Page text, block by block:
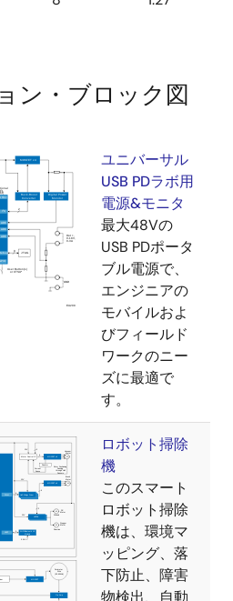
ン・ブロック図
ユニバーサル
USB PDラボ用
電源&モニタ
最大48Vの
USB PDポータ
ブル電源で、
エンジニアの
モバイルおよ
びフィールド
ワークのニー
ズに最適で
す。
ロボット掃除
機
このスマート
ロボット掃除
機は、環境マ
ッピング、落
下防止、障害
物検出、自動